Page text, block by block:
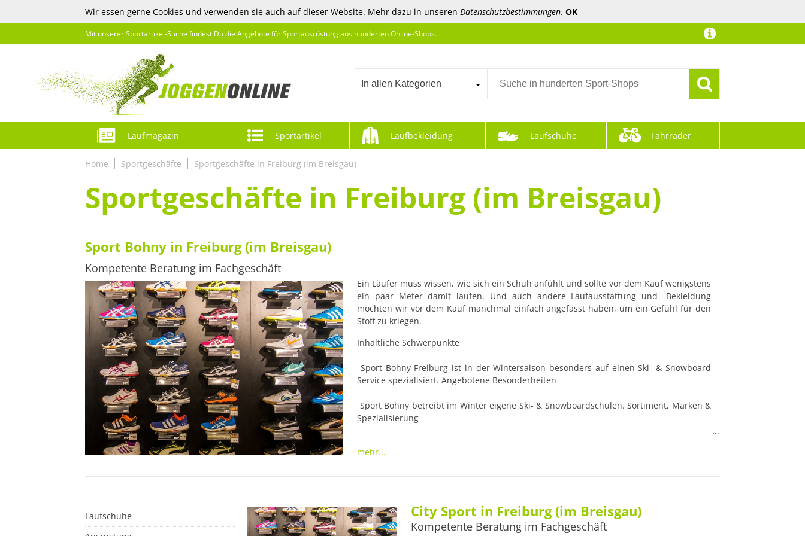
Wir essen gerne Cookies und verwenden sie auch auf dieser Website. Mehr dazu in unseren Datenschutzbestimmungen. OK
Mit unserer Sportartikel-Suche findest Du die Angebote für Sportausrüstung aus hunderten Online-Shops.
In allen Kategorien
Laufmagazin Sportartikel Laufbekleidung Laufschuhe Fahrräder
Home Sportgeschäfte Sportgeschäfte in Freiburg (im Breisgau)
Sportgeschäfte in Freiburg (im Breisgau)
Sport Bohny in Freiburg (im Breisgau)
Kompetente Beratung im Fachgeschäft
Ein Läufer muss wissen, wie sich ein Schuh anfühlt und sollte vor dem Kauf wenigstens
ein paar Meter damit laufen. Und auch andere Laufausstattung und -Bekleidung
möchten wir vor dem Kauf manchmal einfach angefasst haben, um ein Gefühl für den
Stoff zu kriegen.
Inhaltliche Schwerpunkte
Service spezialisiert. Angebotene Besonderheiten
Spezialisierung
Anschrift
mehr...
Laufschuhe
City Sport in Freiburg (im Breisgau)
Kompetente Beratung im Fachgeschäft